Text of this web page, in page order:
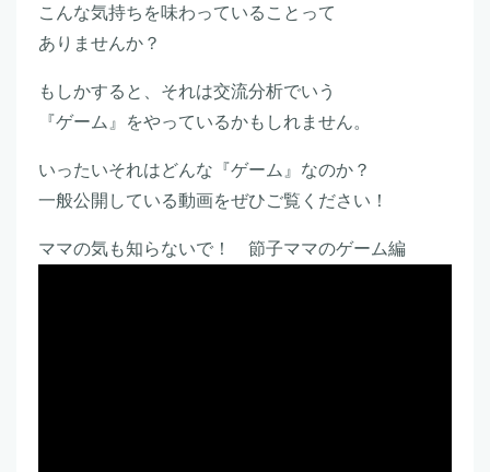
こんな気持ちを味わっていることって
ありませんか？
もしかすると、それは交流分析でいう
『ゲーム』をやっているかもしれません。
いったいそれはどんな『ゲーム』なのか？
一般公開している動画をぜひご覧ください！
ママの気も知らないで！ 節子ママのゲーム編